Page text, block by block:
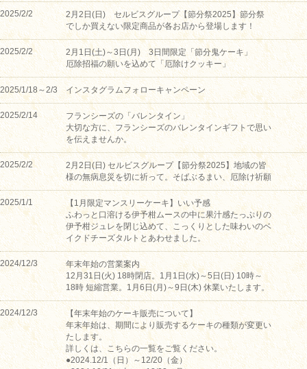
2025/2/2
2月2日(日) セルビスグループ【節分祭2025】節分祭
でしか買えない限定商品が各お店から登場します！
2025/2/2
2月1日(土)～3日(月) 3日間限定「節分鬼ケーキ」
厄除招福の願いを込めて「厄除けクッキー」
2025/1/18～2/3 インスタグラムフォローキャンペーン
2025/2/14
フランシーズの「バレンタイン」
大切な方に、フランシーズのバレンタインギフトで思い
を伝えませんか。
2025/2/2
2月2日(日) セルビスグループ【節分祭2025】地域の皆
様の無病息災を切に祈って。そばぶるまい、厄除け祈願
2025/1/1
【1月限定マンスリーケーキ】いい予感
ふわっと口溶ける伊予柑ムースの中に果汁感たっぷりの
伊予柑ジュレを閉じ込めて、こっくりとした味わいのベ
イクドチーズタルトとあわせました。
2024/12/3
年末年始の営業案内
12月31日(火) 18時閉店。1月1日(水)～5日(日) 10時～
18時 短縮営業。1月6日(月)～9日(木) 休業いたします。
2024/12/3
【年末年始のケーキ販売について】
年末年始は、期間により販売するケーキの種類が変更い
たします。
詳しくは、こちらの一覧をご覧ください。
●2024.12/1（日）～12/20（金）